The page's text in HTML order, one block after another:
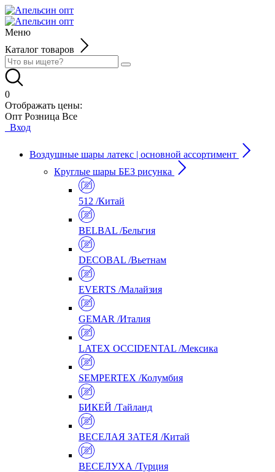
Меню
Каталог товаров
0
Отображать цены:
Опт Розница Все
Вход
Воздушные шары латекс | основной ассортимент
Круглые шары БЕЗ рисунка
512 /Китай
BELBAL /Бельгия
DECOBAL /Вьетнам
EVERTS /Малайзия
GEMAR /Италия
LATEX OCCIDENTAL /Мексика
SEMPERTEX /Колумбия
БИКЕЙ /Тайланд
ВЕСЕЛАЯ ЗАТЕЯ /Китай
ВЕСЕЛУХА /Турция